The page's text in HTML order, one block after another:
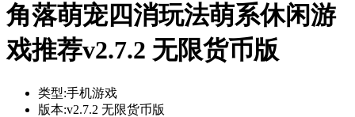
角落萌宠四消玩法萌系休闲游
戏推荐v2.7.2 无限货币版
类型:手机游戏
版本:v2.7.2 无限货币版